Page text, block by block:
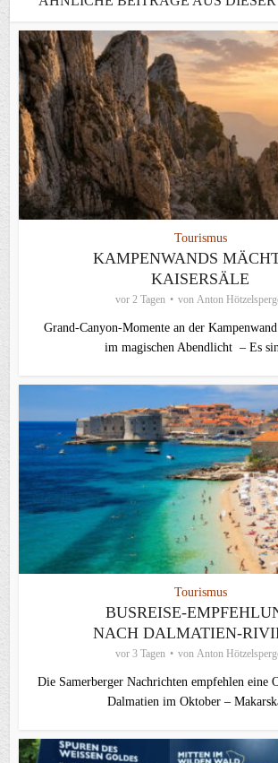
Tourismus
KAMPENWANDS
KAISERSÄLE
vor 2 Tagen von Anton
Grand-Canyon-Momente an der
im magischen Abendlicht – Es
Tourismus
BUSREISE-
NACH DALMATIEN-
vor 3 Tagen von Anton
Die Samerberger Nachrichten empfehlen eine
Dalmatien im Oktober –